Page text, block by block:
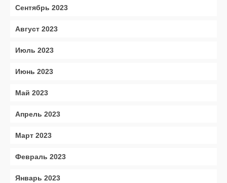
Сентябрь 2023
Август 2023
Июль 2023
Июнь 2023
Май 2023
Апрель 2023
Март 2023
Февраль 2023
Январь 2023